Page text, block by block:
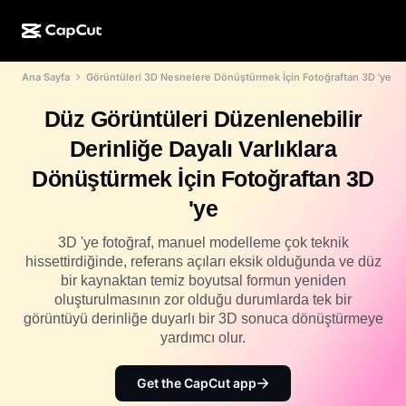
CapCut Çevrimiçi
CapCut Pad
Dreamina AI
Pippit AI
Yapay Zekâ Tasarım
Video Stüdyosu
Yapay zekâ video oluşturma aracı
Yapay zekâ resim oluşturma aracı
Yapay zekâ resim iyileştirme aracı
Dreamina Seedance 2.5
Gemini Omni
Yapay zekâ araçları
Video düzenleyici ve oluşturma aracı
Resim düzenleyici ve oluşturma aracı
Ses oluşturma aracı ve düzenleyici
Daha fazla
Tatil şablonları
Daha fazla
Takvim şablonları
Yıl dönümü şablonları
Efekt şablonları
Topluluk
Girişimler
Öncü Programı
Kreatif Partner Programı
CapCut Creative Campus
Ana Sayfa Görüntüleri 3D Nesnelere Dönüştürmek İçin Fotoğraftan 3D 'ye
Düz Görüntüleri Düzenlenebilir
Derinliğe Dayalı Varlıklara
Dönüştürmek İçin Fotoğraftan 3D
'ye
3D 'ye fotoğraf, manuel modelleme çok teknik
hissettirdiğinde, referans açıları eksik olduğunda ve düz
bir kaynaktan temiz boyutsal formun yeniden
oluşturulmasının zor olduğu durumlarda tek bir
görüntüyü derinliğe duyarlı bir 3D sonuca dönüştürmeye
yardımcı olur.
Get the CapCut app